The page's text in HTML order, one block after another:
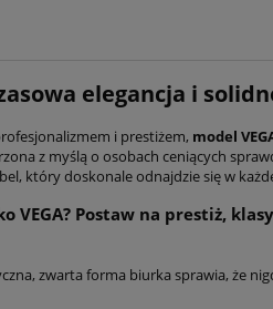
elegancja i
i prestiżem, model
z myślą o osobach ceniących
który doskonale odnajdzie się w
VEGA? Postaw na prestiż,
zwarta forma biurka sprawia, że